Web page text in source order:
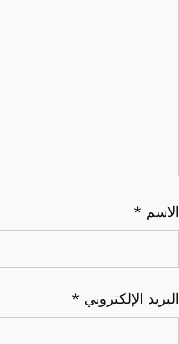
الاسم *
البريد الإلكتروني *